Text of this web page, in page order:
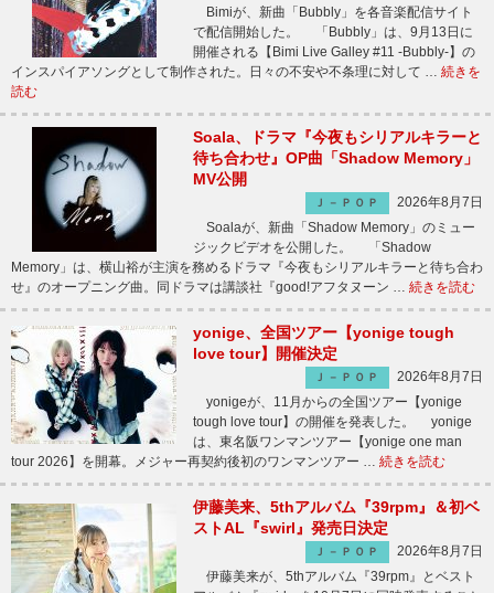
Bimiが、新曲「Bubbly」を各音楽配信サイト
で配信開始した。 「Bubbly」は、9月13日に
開催される【Bimi Live Galley #11 -Bubbly-】の
インスパイアソングとして制作された。日々の不安や不条理に対して … 続きを
読む
Soala、ドラマ『今夜もシリアルキラーと
待ち合わせ』OP曲「Shadow Memory」
MV公開
Ｊ－ＰＯＰ
2026年8月7日
Soalaが、新曲「Shadow Memory」のミュー
ジックビデオを公開した。 「Shadow
Memory」は、横山裕が主演を務めるドラマ『今夜もシリアルキラーと待ち合わ
せ』のオープニング曲。同ドラマは講談社『good!アフタヌーン … 続きを読む
yonige、全国ツアー【yonige tough
love tour】開催決定
Ｊ－ＰＯＰ
2026年8月7日
yonigeが、11月からの全国ツアー【yonige
tough love tour】の開催を発表した。 yonige
は、東名阪ワンマンツアー【yonige one man
tour 2026】を開幕。メジャー再契約後初のワンマンツアー … 続きを読む
伊藤美来、5thアルバム『39rpm』＆初ベ
ストAL『swirl』発売日決定
Ｊ－ＰＯＰ
2026年8月7日
伊藤美来が、5thアルバム『39rpm』とベスト